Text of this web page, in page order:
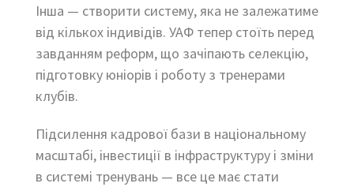
Інша — створити систему, яка не залежатиме
від кількох індивідів. УАФ тепер стоїть перед
завданням реформ, що зачіпають селекцію,
підготовку юніорів і роботу з тренерами
клубів.
Підсилення кадрової бази в національному
масштабі, інвестиції в інфраструктуру і зміни
в системі тренувань — все це має стати